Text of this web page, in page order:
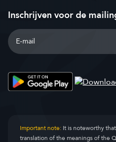
Inschrijven voor de
Important note:It is noteworthy
translation of the meanings of the